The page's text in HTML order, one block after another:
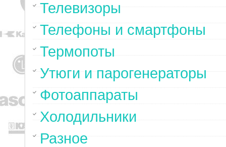
Телевизоры
Телефоны и смартфоны
Термопоты
Утюги и парогенераторы
Фотоаппараты
Холодильники
Разное